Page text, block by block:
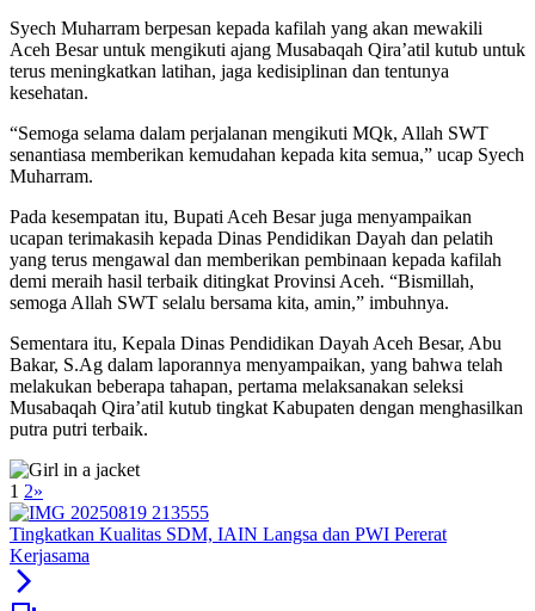
Syech Muharram berpesan kepada kafilah yang akan mewakili
Aceh Besar untuk mengikuti ajang Musabaqah Qira’atil kutub untuk
terus meningkatkan latihan, jaga kedisiplinan dan tentunya
kesehatan.
“Semoga selama dalam perjalanan mengikuti MQk, Allah SWT
senantiasa memberikan kemudahan kepada kita semua,” ucap Syech
Muharram.
Pada kesempatan itu, Bupati Aceh Besar juga menyampaikan
ucapan terimakasih kepada Dinas Pendidikan Dayah dan pelatih
yang terus mengawal dan memberikan pembinaan kepada kafilah
demi meraih hasil terbaik ditingkat Provinsi Aceh. “Bismillah,
semoga Allah SWT selalu bersama kita, amin,” imbuhnya.
Sementara itu, Kepala Dinas Pendidikan Dayah Aceh Besar, Abu
Bakar, S.Ag dalam laporannya menyampaikan, yang bahwa telah
melakukan beberapa tahapan, pertama melaksanakan seleksi
Musabaqah Qira’atil kutub tingkat Kabupaten dengan menghasilkan
putra putri terbaik.
1 2»
Tingkatkan Kualitas SDM, IAIN Langsa dan PWI Pererat
Kerjasama